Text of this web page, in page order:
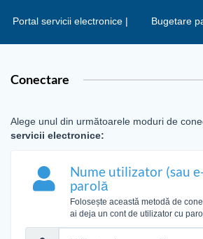
Portal servicii electronice | Bugetare
Conectare
Alege unul din următoarele moduri de
servicii electronice:
Nume utilizator (sau
parolă
Folosește această metodă de
ai deja un cont de utilizator cu